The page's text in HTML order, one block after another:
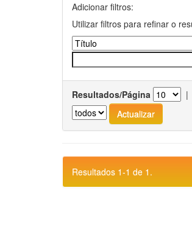
Adicionar filtros:
Utilizar filtros para refinar o
Resultados/Página |
Resultados 1-1 de 1.